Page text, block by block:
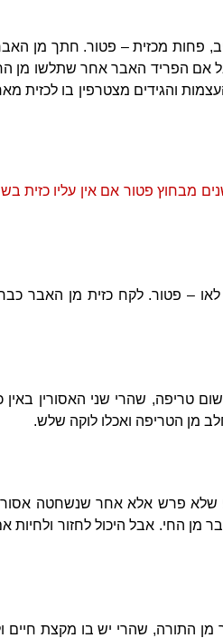
פחות מכזית – פטור. חתך מן
אם הפריד האבר אחר שתלשו מן
והגידים מצטרפין בו לכזית
מבחוץ פטור אם אין עליו כזית
– פטור. לקח כזית מן האבר
טריפה, שהרי שני האסורין באין
מן הטריפה ואכלו לוקה שלש.
שלא פרש אלא אחר שנשחטה אסור
מן החי. אבל היכול לחזור
מן התורה, שהרי יש בו מקצת חיים